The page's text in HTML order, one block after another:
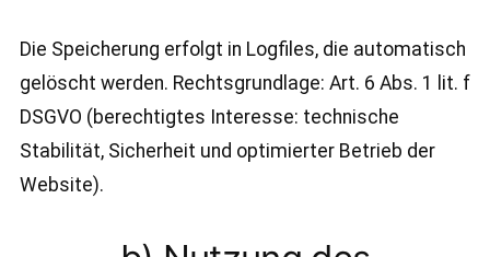
Die Speicherung erfolgt in Logfiles, die automatisch
gelöscht werden. Rechtsgrundlage: Art. 6 Abs. 1 lit. f
DSGVO (berechtigtes Interesse: technische
Stabilität, Sicherheit und optimierter Betrieb der
Website).